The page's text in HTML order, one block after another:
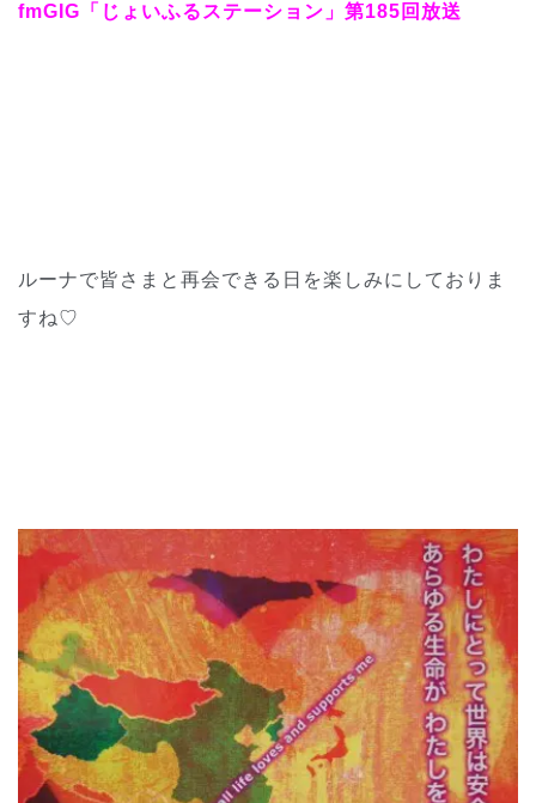
fmGIG「じょいふるステーション」第185回放送
ルーナで皆さまと再会できる日を楽しみにしておりま
すね♡